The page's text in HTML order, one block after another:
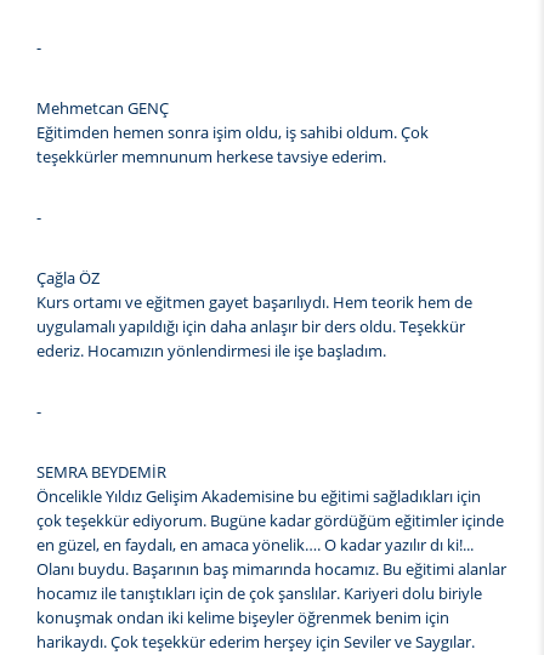
-
Mehmetcan GENÇ
Eğitimden hemen sonra işim oldu, iş sahibi oldum. Çok
teşekkürler memnunum herkese tavsiye ederim.
-
Çağla ÖZ
Kurs ortamı ve eğitmen gayet başarılıydı. Hem teorik hem de
uygulamalı yapıldığı için daha anlaşır bir ders oldu. Teşekkür
ederiz. Hocamızın yönlendirmesi ile işe başladım.
-
SEMRA BEYDEMİR
Öncelikle Yıldız Gelişim Akademisine bu eğitimi sağladıkları için
çok teşekkür ediyorum. Bugüne kadar gördüğüm eğitimler içinde
en güzel, en faydalı, en amaca yönelik…. O kadar yazılır dı ki!...
Olanı buydu. Başarının baş mimarında hocamız. Bu eğitimi alanlar
hocamız ile tanıştıkları için de çok şanslılar. Kariyeri dolu biriyle
konuşmak ondan iki kelime bişeyler öğrenmek benim için
harikaydı. Çok teşekkür ederim herşey için Seviler ve Saygılar.